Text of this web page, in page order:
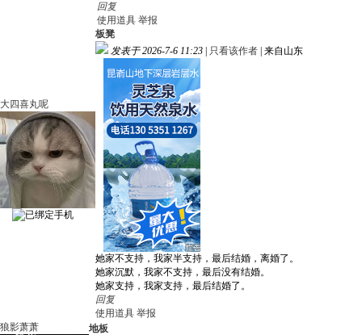
回复
使用道具 举报
大四喜丸呢
板凳
发表于 2026-7-6 11:23
只看该作者 来自山东
她家不支持，我家半支持，最后结婚，离婚了。
她家沉默，我家不支持，最后没有结婚。
她家支持，我家支持，最后结婚了。
回复
使用道具 举报
狼影萧萧
地板